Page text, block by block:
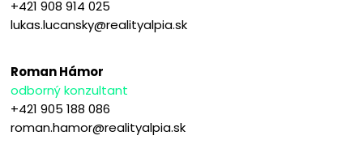
+421 908 914 025
lukas.lucansky@realityalpia.sk
Roman Hámor
odborný konzultant
+421 905 188 086
roman.hamor@realityalpia.sk